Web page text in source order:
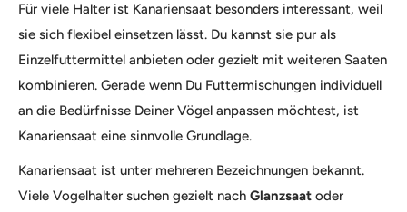
Für viele Halter ist Kanariensaat besonders interessant, weil
sie sich flexibel einsetzen lässt. Du kannst sie pur als
Einzelfuttermittel anbieten oder gezielt mit weiteren Saaten
kombinieren. Gerade wenn Du Futtermischungen individuell
an die Bedürfnisse Deiner Vögel anpassen möchtest, ist
Kanariensaat eine sinnvolle Grundlage.
Kanariensaat ist unter mehreren Bezeichnungen bekannt.
Viele Vogelhalter suchen gezielt nach Glanzsaat oder